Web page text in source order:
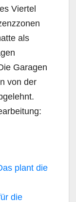
Viertel
als
Garagen
von der
plant die
die